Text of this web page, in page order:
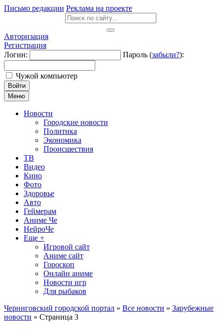
Письмо редакции Реклама на проекте
Авторизация
Регистрация
Логин:
Пароль (забыли?):
Чужой компьютер
Войти
Меню
Новости
Городские новости
Политика
Экономика
Происшествия
ТВ
Видео
Кино
Фото
Здоровье
Авто
Геймерам
Аниме Че
НейроЧе
Еще +
Игровой сайт
Аниме сайт
Гороскоп
Онлайн аниме
Новости игр
Для рыбаков
Черниговский городской портал » Все новости » Зарубежные
новости » Страница 3